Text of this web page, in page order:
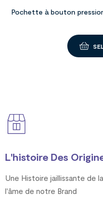
Pochette à bouton pression
L'histoire Des
Une Histoire jaillissante de
l'âme de notre Brand